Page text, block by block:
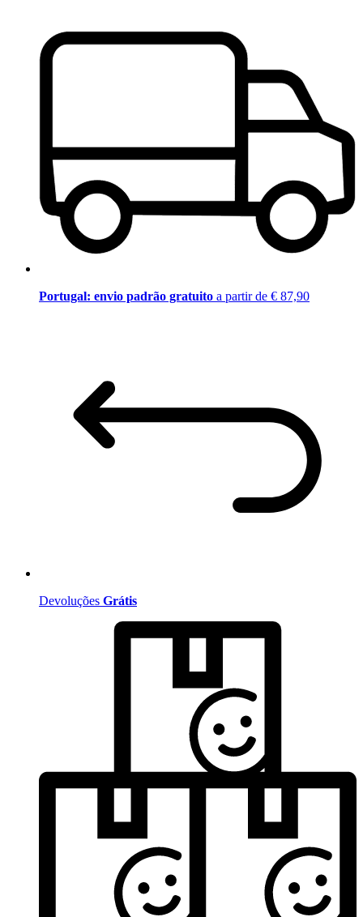
Portugal: envio padrão gratuito a partir de € 87,90
Devoluções Grátis